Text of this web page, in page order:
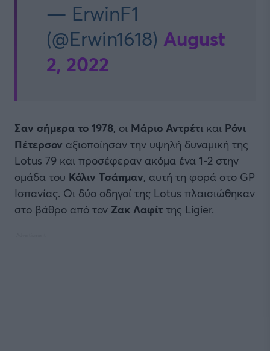
— ErwinF1
(@Erwin1618) August
2, 2022
Σαν σήμερα το 1978, οι Μάριο Αντρέτι και Ρόνι
Πέτερσον αξιοποίησαν την υψηλή δυναμική της
Lotus 79 και προσέφεραν ακόμα ένα 1-2 στην
ομάδα του Κόλιν Τσάπμαν, αυτή τη φορά στο GP
Ισπανίας. Οι δύο οδηγοί της Lotus πλαισιώθηκαν
στο βάθρο από τον Ζακ Λαφίτ της Ligier.